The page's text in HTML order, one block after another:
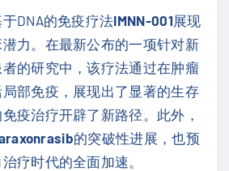
DNA的免疫疗法IMNN-001展现
力。在最新公布的一项针对新
的研究中，该疗法通过在肿瘤
部免疫，展现出了显著的生存
疫治疗开辟了新路径。此外，
的突破性进展，也预
疗时代的全面加速。